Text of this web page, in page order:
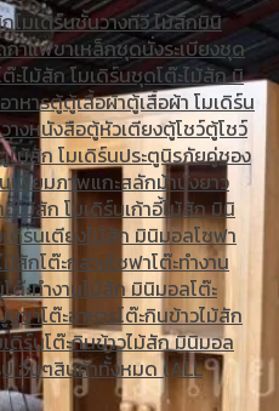
โมเดิร์นชั้นวางทีวี ไม้สักมินิ
กาแฟขาเหล็กชุดนั่งระเบียงชุด
ะไม้สัก โมเดิร์นชุดโต๊ะไม้สัก มิ
าหารตู้ตู้เสื้อผ้าตู้เสื้อผ้า โมเดิร์น
างหนังสือตู้หัวเตียงตู้โชว์ตู้โชว์
ไม้สัก โมเดิร์นประตูนิรภัยคู่ชอง
เฟี้ยมภาพแกะสลักม้านั่งยาว
อี้ไม้สัก โมเดิร์นเก้าอี้ไม้สัก มินิ
ดิร์นเตียงไม้สัก มินิมอลโซฟา
ม้สักโต๊ะกลางโซฟาโต๊ะทำงาน
โต๊ะทำงานไม้สัก มินิมอลโต๊ะ
บูชาโต๊ะอาหารโต๊ะกินข้าวไม้สัก
ดิร์นโต๊ะกินข้าวไม้สัก มินิมอล
อื่นๆสินค้าทั้งหมด (ALL